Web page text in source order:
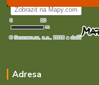
Adresa